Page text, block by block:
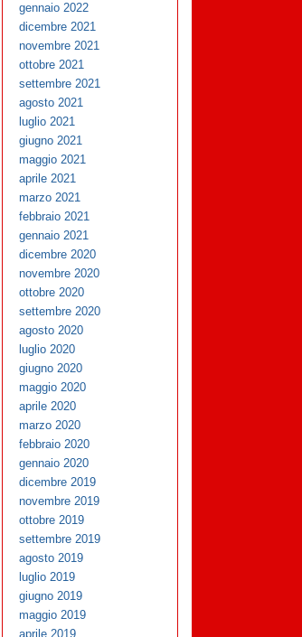
gennaio 2022
dicembre 2021
novembre 2021
ottobre 2021
settembre 2021
agosto 2021
luglio 2021
giugno 2021
maggio 2021
aprile 2021
marzo 2021
febbraio 2021
gennaio 2021
dicembre 2020
novembre 2020
ottobre 2020
settembre 2020
agosto 2020
luglio 2020
giugno 2020
maggio 2020
aprile 2020
marzo 2020
febbraio 2020
gennaio 2020
dicembre 2019
novembre 2019
ottobre 2019
settembre 2019
agosto 2019
luglio 2019
giugno 2019
maggio 2019
aprile 2019